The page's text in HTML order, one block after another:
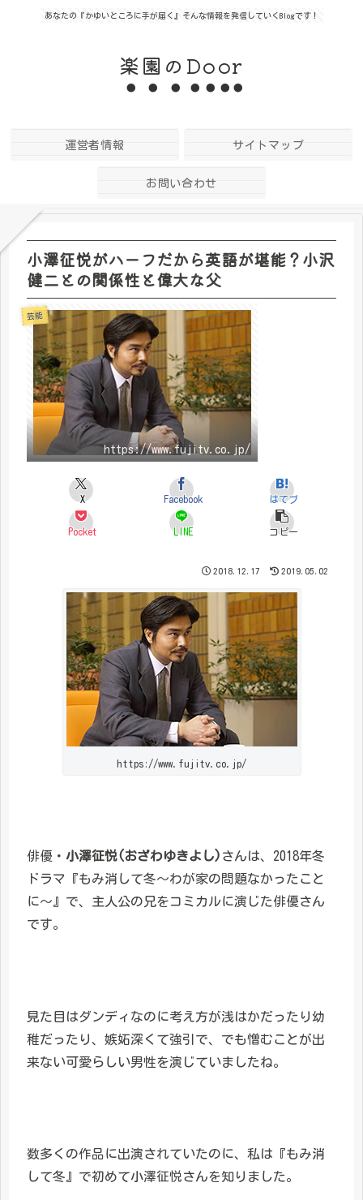
あなたの『かゆいところに手が届く』そんな情報を発信していくBlogです！
楽園のDoor
運営者情報 サイトマップ
お問い合わせ
小澤征悦がハーフだから英語が堪能？小沢
健二との関係性と偉大な父
芸能
https://www.fujitv.co.jp/
X Facebook はてブ
Pocket LINE コピー
2018.12.17 2019.05.02
https://www.fujitv.co.jp/
俳優・ 小澤征悦(おざわゆきよし) さんは、2018年冬
ドラマ『もみ消して冬～わが家の問題なかったこと
に～』で、主人公の兄をコミカルに演じた俳優さん
です。
見た目はダンディなのに考え方が浅はかだったり幼
稚だったり、嫉妬深くて強引で、でも憎むことが出
来ない可愛らしい男性を演じていましたね。
数多くの作品に出演されていたのに、私は『もみ消
して冬』で初めて小澤征悦さんを知りました。